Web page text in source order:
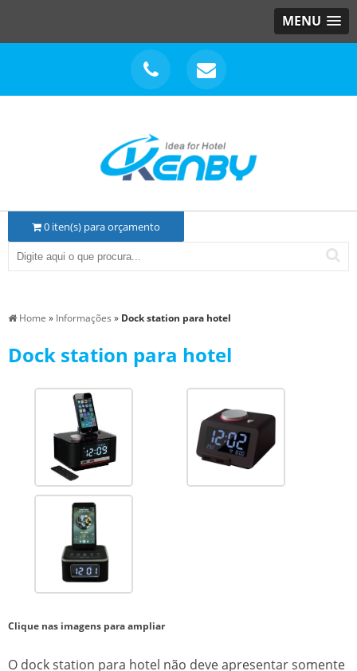
MENU
0 iten(s) para orçamento
Home » Informações » Dock station para hotel
Dock station para hotel
Clique nas imagens para ampliar
O dock station para hotel não deve apresentar somente